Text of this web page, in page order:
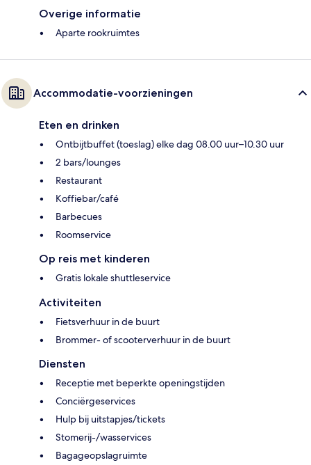
Overige informatie
Aparte rookruimtes
Accommodatie-voorzieningen
Eten en drinken
Ontbijtbuffet (toeslag) elke dag 08.00 uur–10.30 uur
2 bars/lounges
Restaurant
Koffiebar/café
Barbecues
Roomservice
Op reis met kinderen
Gratis lokale shuttleservice
Activiteiten
Fietsverhuur in de buurt
Brommer- of scooterverhuur in de buurt
Diensten
Receptie met beperkte openingstijden
Conciërgeservices
Hulp bij uitstapjes/tickets
Stomerij-/wasservices
Bagageopslagruimte